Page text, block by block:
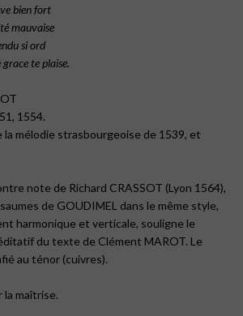
bien fort
mauvaise
si ord
te plaise.
1554.
mélodie strasbourgeoise de 1539, et
note de Richard CRASSOT (Lyon 1564),
de GOUDIMEL dans le même style,
harmonique et verticale, souligne le
du texte de Clément MAROT. Le
au ténor (cuivres).
la maîtrise.